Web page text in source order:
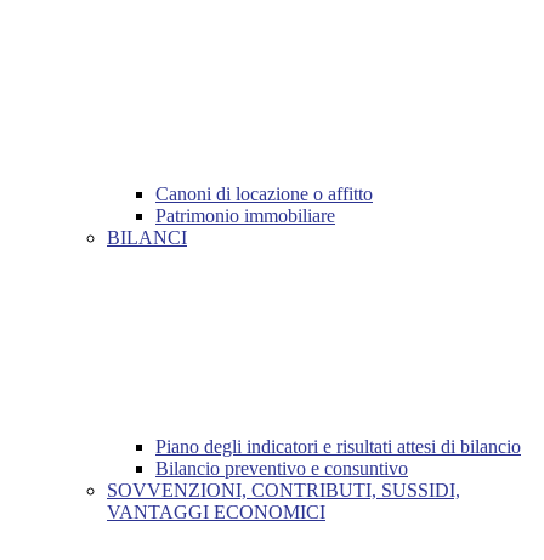
Canoni di locazione o affitto
Patrimonio immobiliare
BILANCI
Piano degli indicatori e risultati attesi di bilancio
Bilancio preventivo e consuntivo
SOVVENZIONI, CONTRIBUTI, SUSSIDI,
VANTAGGI ECONOMICI